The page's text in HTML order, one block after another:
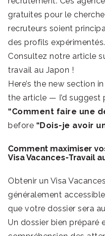
gratuites pour le
recruteurs soient
des profils expérimentés.
Consultez notre article
travail au Japon !
Here’s the new section
the article — I’d
“Comment faire une
before “Dois-je avoir
Comment maximiser
Visa Vacances-Travail
Obtenir un Visa
généralement
que votre dossier sera
Un dossier bien préparé